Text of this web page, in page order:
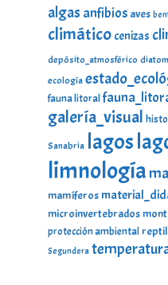
algas anfibios aves
climático cenizas
depósito_atmosférico
ecología
fauna litoral
galería_visual
Sanabria lagos
limnología
mamíferos
microinvertebrados
protección ambiental
Segundera